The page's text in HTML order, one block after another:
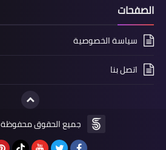
الصفحات
سياسة الخصوصية
اتصل بنا
جميع الحقوق محفوظة